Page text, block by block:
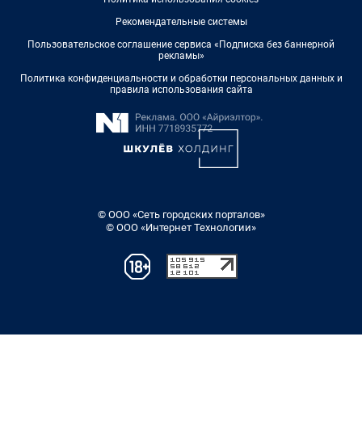
Рекомендательные системы
Пользовательское соглашение сервиса «Подписка без баннерной
рекламы»
Политика конфиденциальности и обработки персональных данных и
правила использования сайта
© ООО «Сеть городских порталов»
© ООО «Интернет Технологии»